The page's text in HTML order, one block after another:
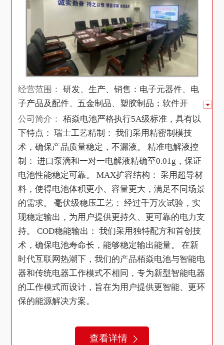
经营范围：
研发、生产、销售：电子元器件、电
子产品及配件、五金制品、塑胶制品；软件开
发；销售：电脑及电脑周边产品。(依法须经批准
的项目，经相关部门批准后方可开展经营活动)
公司简介：
栢焱电池严格执行5A级标准，具有以
下特点： 瑞士工艺精制： 我们采用精密制模技
术，确保产品质量稳定，不漏液。 精准电解液控
制： 进口泵滴和一对一电解液精确至0.01g，保证
电池性能稳定可靠。 MAX扩容结构： 采用超导材
料，使得电池体积更小、容量更大，满足不同场景
的需求。 毫伏级稳压工艺： 经过千万次试验，实
现稳定输出，为用户提供更持久、更可靠的电力支
持。 COD稳能输出： 我们采用独特配方和首创技
术，确保电池寿命长，能够稳定输出能量。 在新
时代互联网热潮下，我们的产品栢焱电池与智能电
器和传统电器工作模式不相同，专为新型智能电器
的工作模式而设计，旨在为用户提供更智能、更环
保的能源解决方案。
查看详情